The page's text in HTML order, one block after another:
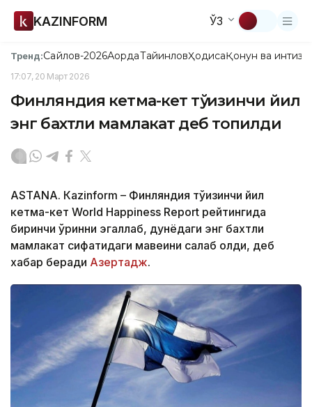
KAZINFORM ЎЗ
Тренд:Сайлов-2026АқордаТайинловҲодисаҚонун ва
17:07, 20 Март 2026
Финляндия кетма-кет тўққизинчи йил
энг бахтли мамлакат деб топилди
ASTANА. Кazinform – Финляндия тўққизинчи йил
кетма-кет World Happiness Report рейтингида
биринчи ўринни эгаллаб, дунёдаги энг бахтли
мамлакат сифатидаги мавқеини сақлаб қолди, деб
хабар беради Азертадж.